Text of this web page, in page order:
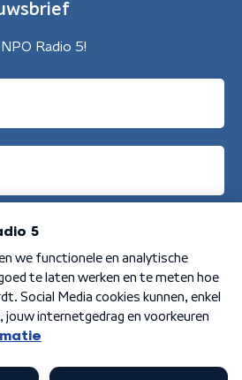
Radio 5!
Aanmelden